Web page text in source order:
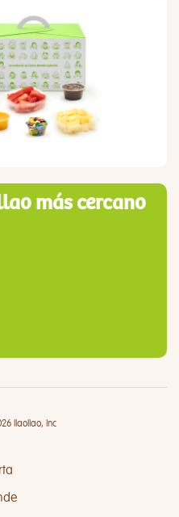
más cercano
llaollao, Inc